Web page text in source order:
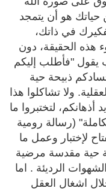
حياتك هو أن يتمجد
في ذاتك،
هذه الحقيقة، دون
يقول "فأطلب إليكم
ذبيحة حية
ولا تشاكلوا هذا
لتختبروا ما
(رسالة رومية
لإختبار وعمل ما
حية مقدسة مرضية
الرديئة . اما
اشغال العقل